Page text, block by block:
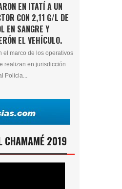
EN ITATÍ A UN
CON 2,11 G/L DE
EN SANGRE Y
EL VEHÍCULO.
el marco de los operativos
realizan en jurisdicción
Policia...
CHAMAMÉ 2019